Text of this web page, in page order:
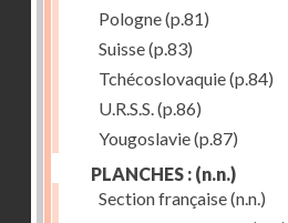
Pologne(p.81)
Suisse(p.83)
Tchécoslovaquie(p.84)
U.R.S.S.(p.86)
Yougoslavie(p.87)
PLANCHES : (n.n.)
Section française(n.n.)